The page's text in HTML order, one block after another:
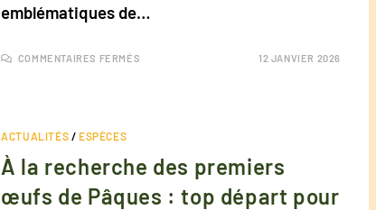
emblématiques de…
COMMENTAIRES FERMÉS 12 JANVIER 2026
ACTUALITÉS /ESPÈCES
À la recherche des premiers
œufs de Pâques : top départ pour